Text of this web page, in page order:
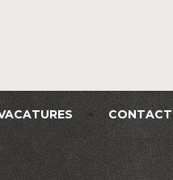
CONTACT